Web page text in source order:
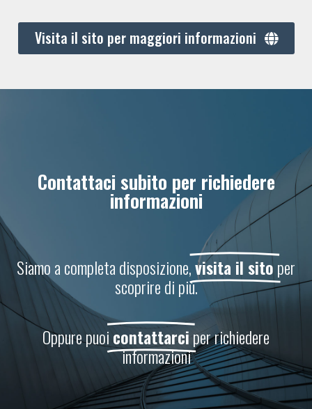
Visita il sito per maggiori informazioni
Contattaci subito per richiedere
informazioni
Siamo a completa disposizione,visita il sitoper
scoprire di più.
Oppure puoicontattarciper richiedere
informazioni